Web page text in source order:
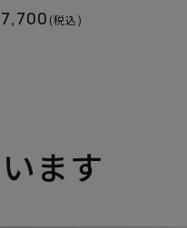
(税込)
ます